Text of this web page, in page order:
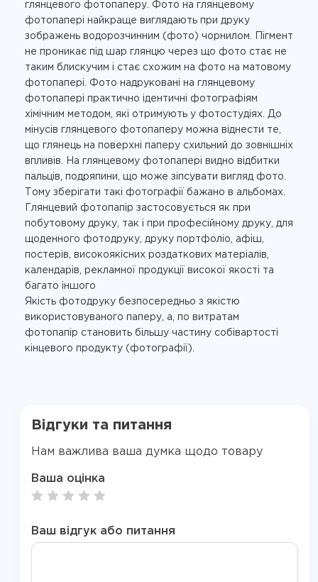
глянцевого фотопаперу. Фото на глянцевому
фотопапері найкраще виглядають при друку
зображень водорозчинним (фото) чорнилом. Пігмент
не проникає під шар глянцю через що фото стає не
таким блискучим і стає схожим на фото на матовому
фотопапері. Фото надруковані на глянцевому
фотопапері практично ідентичні фотографіям
хімічним методом, які отримують у фотостудіях. До
мінусів глянцевого фотопаперу можна віднести те,
що глянець на поверхні паперу схильний до зовнішніх
впливів. На глянцевому фотопапері видно відбитки
пальців, подряпини, що може зіпсувати вигляд фото.
Тому зберігати такі фотографії бажано в альбомах.
Глянцевий фотопапір застосовується як при
побутовому друку, так і при професійному друку, для
щоденного фотодруку, друку портфоліо, афіш,
постерів, високоякісних роздаткових матеріалів,
календарів, рекламної продукції високої якості та
багато іншого
Якість фотодруку безпосередньо з якістю
використовуваного паперу, а, по витратам
фотопапір становить більшу частину собівартості
кінцевого продукту (фотографії).
Відгуки та питання
Нам важлива ваша думка щодо товару
Ваша оцінка
Ваш відгук або питання